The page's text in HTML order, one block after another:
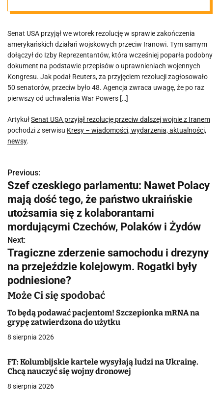
wojnie z Iranem
Senat USA przyjął we wtorek rezolucję w sprawie zakończenia
amerykańskich działań wojskowych przeciw Iranowi. Tym samym
dołączył do Izby Reprezentantów, która wcześniej poparła podobny
dokument na podstawie przepisów o uprawnieniach wojennych
Kongresu. Jak podał Reuters, za przyjęciem rezolucji zagłosowało
50 senatorów, przeciw było 48. Agencja zwraca uwagę, że po raz
pierwszy od uchwalenia War Powers […]
ArtykułSenat USA przyjął rezolucję przeciw dalszej wojnie z Iranem
pochodzi z serwisu Kresy – wiadomości, wydarzenia, aktualności,
newsy.
N
a
w
i
g
a
c
j
a
w
p
i
Previous:
Szef czeskiego parlamentu: Nawet Polacy
mają dość tego, że państwo ukraińskie
utożsamia się z kolaborantami
mordującymi Czechów, Polaków i Żydów
Next:
Tragiczne zderzenie samochodu i drezyny
na przejeździe kolejowym. Rogatki były
podniesione?
Może Ci się spodobać
To będą podawać pacjentom! Szczepionka mRNA na
grypę zatwierdzona do użytku
8 sierpnia 2026
FT: Kolumbijskie kartele wysyłają ludzi na Ukrainę.
Chcą nauczyć się wojny dronowej
8 sierpnia 2026